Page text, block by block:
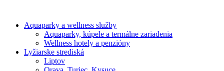
Aquaparky a wellness služby
Aquaparky, kúpele a termálne zariadenia
Wellness hotely a penzióny
Lyžiarske strediská
Liptov